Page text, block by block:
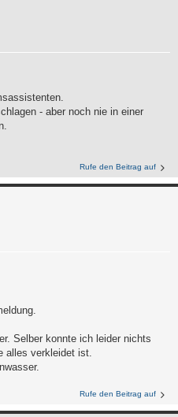
- aber noch nie in einer
Rufe den Beitrag auf
Selber konnte ich leider nichts
alles verkleidet ist.
Rufe den Beitrag auf